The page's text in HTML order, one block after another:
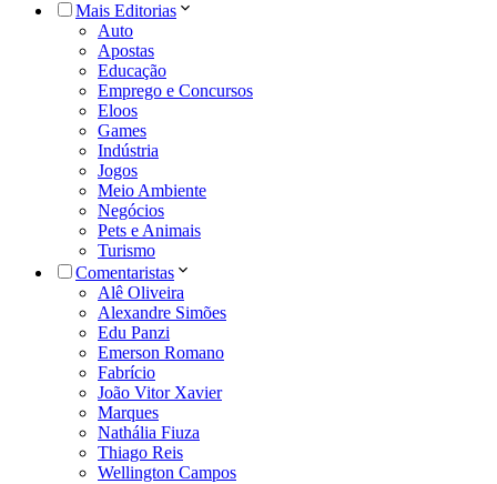
Mais Editorias
Auto
Apostas
Educação
Emprego e Concursos
Eloos
Games
Indústria
Jogos
Meio Ambiente
Negócios
Pets e Animais
Turismo
Comentaristas
Alê Oliveira
Alexandre Simões
Edu Panzi
Emerson Romano
Fabrício
João Vitor Xavier
Marques
Nathália Fiuza
Thiago Reis
Wellington Campos